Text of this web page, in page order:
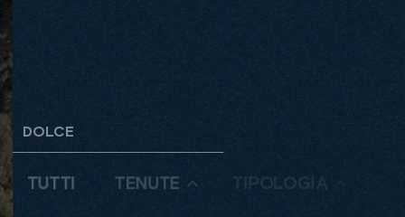
DOLCE
TUTTI TENUTE TIPOLOGIA